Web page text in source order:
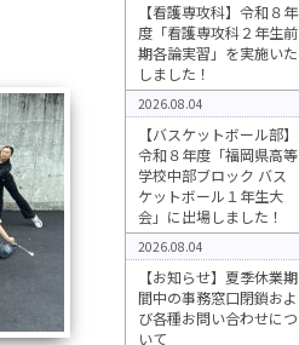
【看護専攻科】令和８年
度「看護専攻科２年生前
期各論実習」を実施いた
しました！
2026.08.04
【バスケットボール部】
令和８年度「福岡県高等
学校中部ブロック バス
ケットボール１年生大
会」に出場しました！
2026.08.04
【お知らせ】夏季休業期
間中の事務窓口閉鎖およ
び各種お問い合わせにつ
いて